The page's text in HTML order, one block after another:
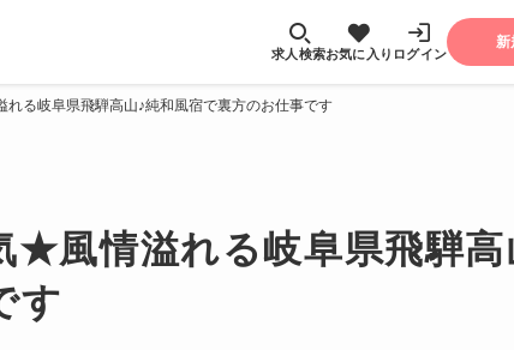
求人検索お気に入り ログイン
新
る岐阜県飛騨高山♪純和風宿で裏方のお仕事です
★風情溢れる岐阜県飛騨高
す